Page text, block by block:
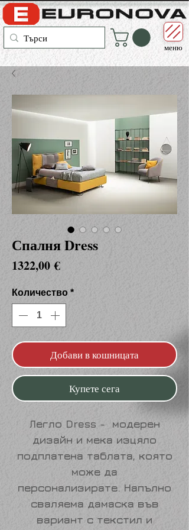
меню
Спалня Dress
1322,00 €Цена
Количество *
Добави в кошницата
Купете сега
Легло Dress - модерен
дизайн и мека изцяло
подплатена таблата, която
може да
персонализирате. Напълно
сваляема дамаска във
вариант с текстил и